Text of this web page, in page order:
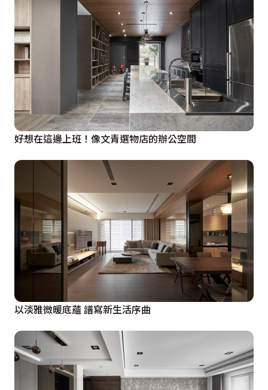
好想在這邊上班！像文青選物店的辦公空間
以淡雅微暖底蘊 譜寫新生活序曲